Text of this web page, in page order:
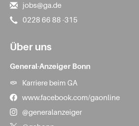
jobs@ga.de
0228 66 88 -315
Über uns
General-Anzeiger Bonn
Karriere beim GA
www.facebook.com/gaonline
@generalanzeiger